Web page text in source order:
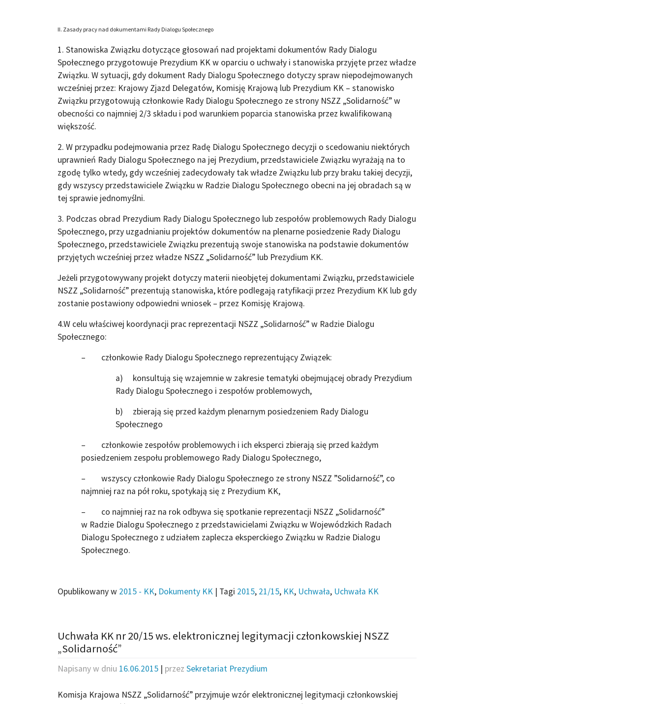
II. Zasady pracy nad dokumentami Rady Dialogu Społecznego
1. Stanowiska Związku dotyczące głosowań nad projektami dokumentów Rady Dialogu
Społecznego przygotowuje Prezydium KK w oparciu o uchwały i stanowiska przyjęte przez władze
Związku. W sytuacji, gdy dokument Rady Dialogu Społecznego dotyczy spraw niepodejmowanych
wcześniej przez: Krajowy Zjazd Delegatów, Komisję Krajową lub Prezydium KK – stanowisko
Związku przygotowują członkowie Rady Dialogu Społecznego ze strony NSZZ „Solidarność” w
obecności co najmniej 2/3 składu i pod warunkiem poparcia stanowiska przez kwalifikowaną
większość.
2. W przypadku podejmowania przez Radę Dialogu Społecznego decyzji o scedowaniu niektórych
uprawnień Rady Dialogu Społecznego na jej Prezydium, przedstawiciele Związku wyrażają na to
zgodę tylko wtedy, gdy wcześniej zadecydowały tak władze Związku lub przy braku takiej decyzji,
gdy wszyscy przedstawiciele Związku w Radzie Dialogu Społecznego obecni na jej obradach są w
tej sprawie jednomyślni.
3. Podczas obrad Prezydium Rady Dialogu Społecznego lub zespołów problemowych Rady Dialogu
Społecznego, przy uzgadnianiu projektów dokumentów na plenarne posiedzenie Rady Dialogu
Społecznego, przedstawiciele Związku prezentują swoje stanowiska na podstawie dokumentów
przyjętych wcześniej przez władze NSZZ „Solidarność” lub Prezydium KK.
Jeżeli przygotowywany projekt dotyczy materii nieobjętej dokumentami Związku, przedstawiciele
NSZZ „Solidarność” prezentują stanowiska, które podlegają ratyfikacji przez Prezydium KK lub gdy
zostanie postawiony odpowiedni wniosek – przez Komisję Krajową.
4.W celu właściwej koordynacji prac reprezentacji NSZZ „Solidarność” w Radzie Dialogu
Społecznego:
– członkowie Rady Dialogu Społecznego reprezentujący Związek:
a) konsultują się wzajemnie w zakresie tematyki obejmującej obrady Prezydium
Rady Dialogu Społecznego i zespołów problemowych,
b) zbierają się przed każdym plenarnym posiedzeniem Rady Dialogu
Społecznego
– członkowie zespołów problemowych i ich eksperci zbierają się przed każdym
posiedzeniem zespołu problemowego Rady Dialogu Społecznego,
– wszyscy członkowie Rady Dialogu Społecznego ze strony NSZZ ”Solidarność”, co
najmniej raz na pół roku, spotykają się z Prezydium KK,
– co najmniej raz na rok odbywa się spotkanie reprezentacji NSZZ „Solidarność”
w Radzie Dialogu Społecznego z przedstawicielami Związku w Wojewódzkich Radach
Dialogu Społecznego z udziałem zaplecza eksperckiego Związku w Radzie Dialogu
Społecznego.
Opublikowany w 2015 - KK, Dokumenty KK | Tagi 2015, 21/15, KK, Uchwała, Uchwała KK
Uchwała KK nr 20/15 ws. elektronicznej legitymacji członkowskiej NSZZ
„Solidarność”
Napisany w dniu 16.06.2015 | przez Sekretariat Prezydium
Komisja Krajowa NSZZ „Solidarność” przyjmuje wzór elektronicznej legitymacji członkowskiej